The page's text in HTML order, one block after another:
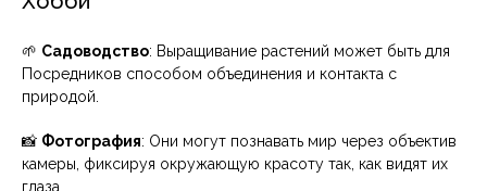
🌱 Садоводство: Выращивание растений может быть для
Посредников способом объединения и контакта с
природой.
📸 Фотография: Они могут познавать мир через объектив
камеры, фиксируя окружающую красоту так, как видят их
глаза